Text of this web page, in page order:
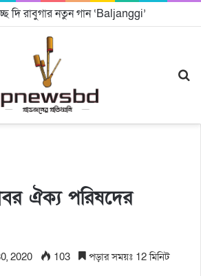
দি রাবুগার নতুন গান ‘Baljanggi’
ঐক্য পরিষদের
2020 103 পড়ার সময়ঃ 12 মিনিট